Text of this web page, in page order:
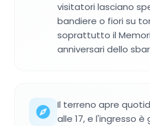
visitatori lasciano
bandiere o fiori su
soprattutto il
anniversari dello
Il terreno apre
alle 17, e l'ingresso